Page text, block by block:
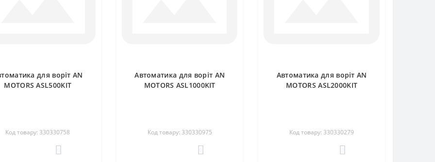
для воріт AN
MOTORS ASL500KIT
Код товару: 330330758
Автоматика для воріт AN
MOTORS ASL1000KIT
Код товару: 330330975
Автоматика для воріт AN
MOTORS ASL2000KIT
Код товару: 330330279